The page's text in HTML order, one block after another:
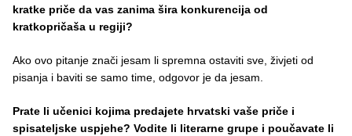
kratke priče da vas zanima šira konkurencija od
kratkopričaša u regiji?
Ako ovo pitanje znači jesam li spremna ostaviti sve, živjeti od
pisanja i baviti se samo time, odgovor je da jesam.
Prate li učenici kojima predajete hrvatski vaše priče i
spisateljske uspjehe? Vodite li literarne grupe i poučavate li